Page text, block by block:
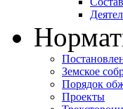
Земское
Порядок
Проекты